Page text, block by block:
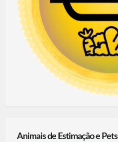
Animais de Estimação e Pets